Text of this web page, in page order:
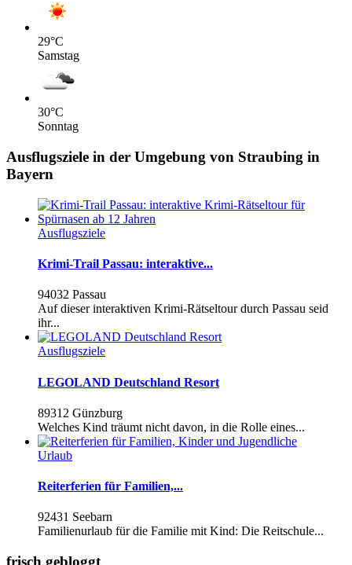
29°C
Samstag
30°C
Sonntag
Ausflugsziele in der Umgebung von Straubing in
Bayern
Ausflugsziele
Krimi-Trail Passau: interaktive...
94032 Passau
Auf dieser interaktiven Krimi-Rätseltour durch Passau seid
ihr...
Ausflugsziele
LEGOLAND Deutschland Resort
89312 Günzburg
Welches Kind träumt nicht davon, in die Rolle eines...
Urlaub
Reiterferien für Familien,...
92431 Seebarn
Familienurlaub für die Familie mit Kind: Die Reitschule...
frisch gebloggt